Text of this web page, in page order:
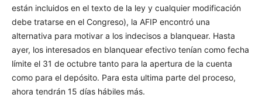
están incluidos en el texto de la ley y cualquier modificación
debe tratarse en el Congreso), la AFIP encontró una
alternativa para motivar a los indecisos a blanquear. Hasta
ayer, los interesados en blanquear efectivo tenían como fecha
límite el 31 de octubre tanto para la apertura de la cuenta
como para el depósito. Para esta ultima parte del proceso,
ahora tendrán 15 días hábiles más.